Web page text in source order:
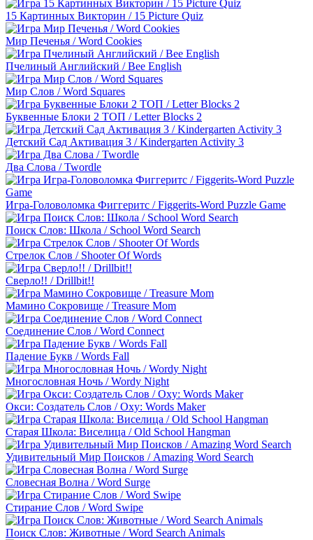
15 Картинных Викторин / 15 Picture Quiz
Мир Печенья / Word Cookies
Пчелиный Английский / Bee English
Мир Слов / Word Squares
Буквенные Блоки 2 ТОП / Letter Blocks 2
Детский Сад Активация 3 / Kindergarten Activity 3
Два Слова / Twordle
Игра-Головоломка Фиггеритс / Figgerits-Word Puzzle Game
Поиск Слов: Школа / School Word Search
Стрелок Слов / Shooter Of Words
Сверло!! / Drillbit!!
Мамино Сокровище / Treasure Mom
Соединение Слов / Word Connect
Падение Букв / Words Fall
Многословная Ночь / Wordy Night
Окси: Создатель Слов / Oxy: Words Maker
Старая Школа: Виселица / Old School Hangman
Удивительный Мир Поисков / Amazing Word Search
Словесная Волна / Word Surge
Стирание Слов / Word Swipe
Поиск Слов: Животные / Word Search Animals